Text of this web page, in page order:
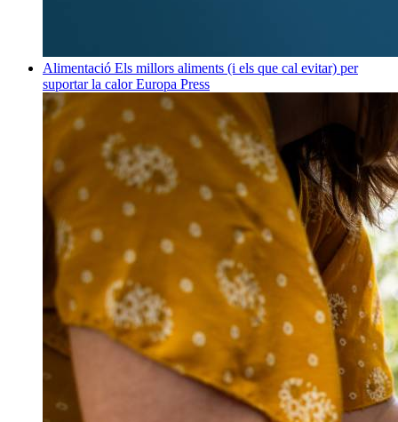
Alimentació Els millors aliments (i els que cal evitar) per
suportar la calorEuropa Press